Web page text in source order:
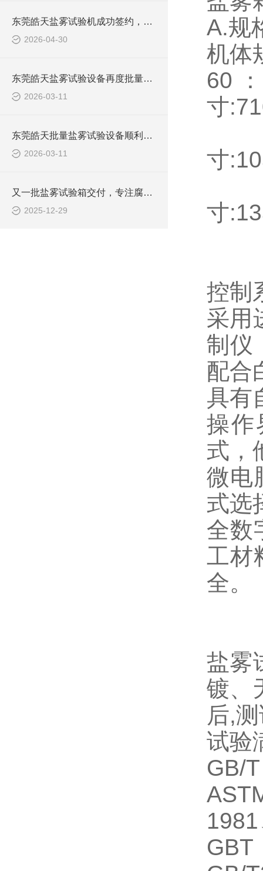
东莞皓天盐雾试验机成功签约，助力企业腐蚀检测升级
2026-04-30
东莞皓天盐雾试验设备再度批量发运，赋能多领域品质提升
2026-03-11
东莞皓天批量盐雾试验设备顺利发运，助力企业品质管控升级
2026-03-11
又一批盐雾试验箱交付，专注腐蚀测试的可靠伙伴
2025-12-29
A.规
机体
60
寸
寸
寸
控制
采用
制仪
配合
具有
操作
式，
微电
式选
全数
工材
全。
盐雾
镀、
后,
试验